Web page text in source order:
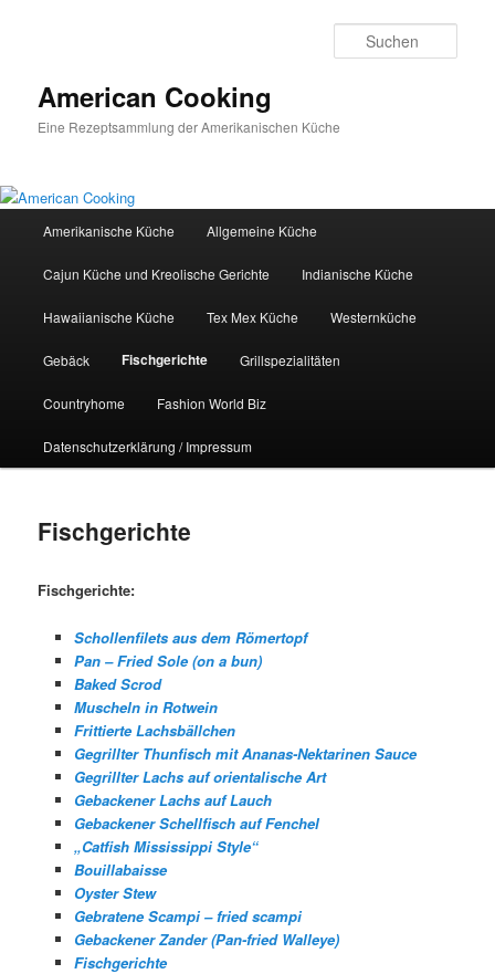
American Cooking
Eine Rezeptsammlung der Amerikanischen Küche
Amerikanische Küche Allgemeine Küche
Cajun Küche und Kreolische Gerichte Indianische Küche
Hawaiianische Küche Tex Mex Küche Westernküche
Gebäck Fischgerichte Grillspezialitäten
Countryhome Fashion World Biz
Datenschutzerklärung / Impressum
Fischgerichte
Fischgerichte:
Schollenfilets aus dem Römertopf
Pan – Fried Sole (on a bun)
Baked Scrod
Muscheln in Rotwein
Frittierte Lachsbällchen
Gegrillter Thunfisch mit Ananas-Nektarinen Sauce
Gegrillter Lachs auf orientalische Art
Gebackener Lachs auf Lauch
Gebackener Schellfisch auf Fenchel
„Catfish Mississippi Style“
Bouillabaisse
Oyster Stew
Gebratene Scampi – fried scampi
Gebackener Zander (Pan-fried Walleye)
Fischgerichte